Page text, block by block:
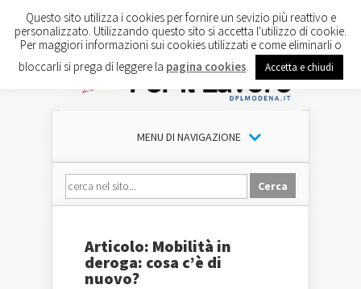
MENU DI NAVIGAZIONE
Articolo: Mobilità in
deroga: cosa c’è di
nuovo?
Questo sito utilizza i cookies per fornire un sevizio più reattivo e
personalizzato. Utilizzando questo sito si accetta l'utilizzo di cookie.
Per maggiori informazioni sui cookies utilizzati e come eliminarli o
bloccarli si prega di leggere la pagina cookies Accetta e chiudi